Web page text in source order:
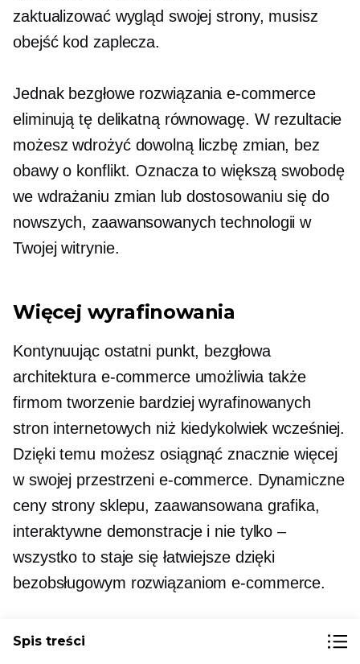
zaktualizować wygląd swojej strony, musisz
obejść kod zaplecza.
Jednak bezgłowe rozwiązania e-commerce
eliminują tę delikatną równowagę. W rezultacie
możesz wdrożyć dowolną liczbę zmian, bez
obawy o konflikt. Oznacza to większą swobodę
we wdrażaniu zmian lub dostosowaniu się do
nowszych, zaawansowanych technologii w
Twojej witrynie.
Więcej wyrafinowania
Kontynuując ostatni punkt, bezgłowa
architektura e-commerce umożliwia także
firmom tworzenie bardziej wyrafinowanych
stron internetowych niż kiedykolwiek wcześniej.
Dzięki temu możesz osiągnąć znacznie więcej
w swojej przestrzeni e-commerce. Dynamiczne
ceny strony sklepu, zaawansowana grafika,
interaktywne demonstracje i nie tylko –
wszystko to staje się łatwiejsze dzięki
bezobsługowym rozwiązaniom e-commerce.
Szybsze czasy realizacji
Spis treści